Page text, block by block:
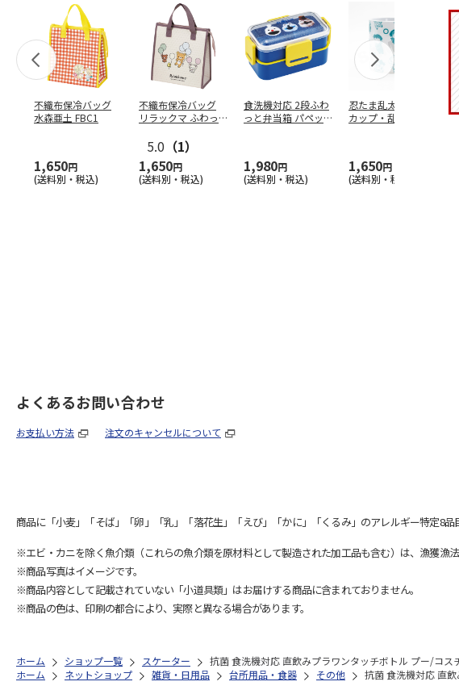
不織布保冷バッグ
水森亜土 FBC1
1,650円
(送料別・税込)
不織布保冷バッグ
リラックマ ふわっ
5.0 （1）
1,650円
(送料別・税込)
食洗機対応 2段ふわ
っと弁当箱 パペッ
1,980円
(送料別・税込)
忍たま乱太郎 マグ
カップ・乱太郎・き
1,650円
(送料別・税込)
よくあるお問い合わせ
お支払い方法 注文のキャンセルについて
商品に「小麦」「そば」「卵」「乳」「落花生」「えび」「かに」「くるみ」のアレルギー特定8品
※エビ・カニを除く魚介類（これらの魚介類を原材料として製造された加工品も含む）は、漁獲漁
※商品写真はイメージです。
※商品内容として記載されていない「小道具類」はお届けする商品に含まれておりません。
※商品の色は、印刷の都合により、実際と異なる場合があります。
ホーム ショップ一覧 スケーター
抗菌 食洗機対応 直飲みプラワンタッチボトル プー/コス
ホーム
ネットショップ 雑貨・日用品 台所用品・食器 その他 抗菌 食洗機対応 直